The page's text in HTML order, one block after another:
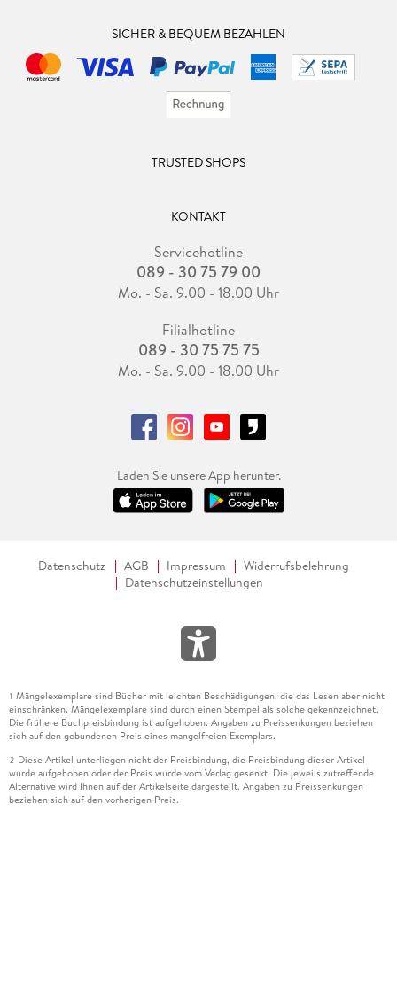
SICHER & BEQUEM BEZAHLEN
TRUSTED SHOPS
KONTAKT
Servicehotline
089 - 30 75 79 00
Mo. - Sa. 9.00 - 18.00 Uhr
Filialhotline
089 - 30 75 75 75
Mo. - Sa. 9.00 - 18.00 Uhr
Laden Sie unsere App herunter.
Datenschutz AGB Impressum
Widerrufsbelehrung
Datenschutzeinstellungen
1 Mängelexemplare sind Bücher mit leichten Beschädigungen, die das Lesen aber nicht
einschränken. Mängelexemplare sind durch einen Stempel als solche gekennzeichnet.
Die frühere Buchpreisbindung ist aufgehoben. Angaben zu Preissenkungen beziehen
sich auf den gebundenen Preis eines mangelfreien Exemplars.
2 Diese Artikel unterliegen nicht der Preisbindung, die Preisbindung dieser Artikel
wurde aufgehoben oder der Preis wurde vom Verlag gesenkt. Die jeweils zutreffende
Alternative wird Ihnen auf der Artikelseite dargestellt. Angaben zu Preissenkungen
beziehen sich auf den vorherigen Preis.